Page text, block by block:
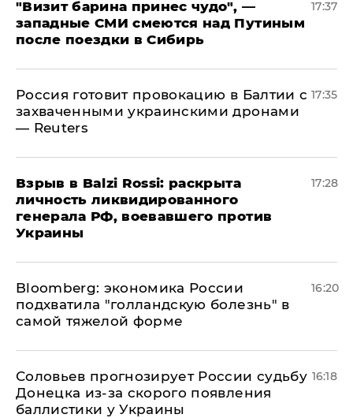
"Визит барина принес чудо", —
западные СМИ смеются над Путиным
после поездки в Сибирь
17:37
​Россия готовит провокацию в Балтии с
захваченными украинскими дронами
— Reuters
17:35
​Взрыв в Balzi Rossi: раскрыта
личность ликвидированного
генерала РФ, воевавшего против
Украины
17:28
Bloomberg: экономика России
подхватила "голландскую болезнь" в
самой тяжелой форме
16:20
Соловьев прогнозирует России судьбу
Донецка из-за скорого появления
баллистики у Украины
16:18